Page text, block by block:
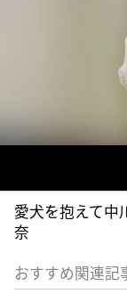
愛犬を抱えて中
奈
おすすめ関連記